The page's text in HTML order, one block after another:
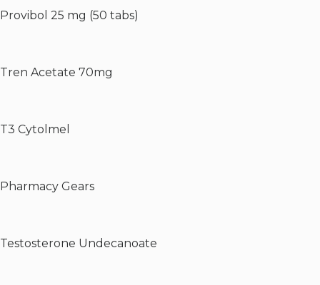
Provibol 25 mg (50 tabs)
Tren Acetate 70mg
T3 Cytolmel
Pharmacy Gears
Testosterone Undecanoate